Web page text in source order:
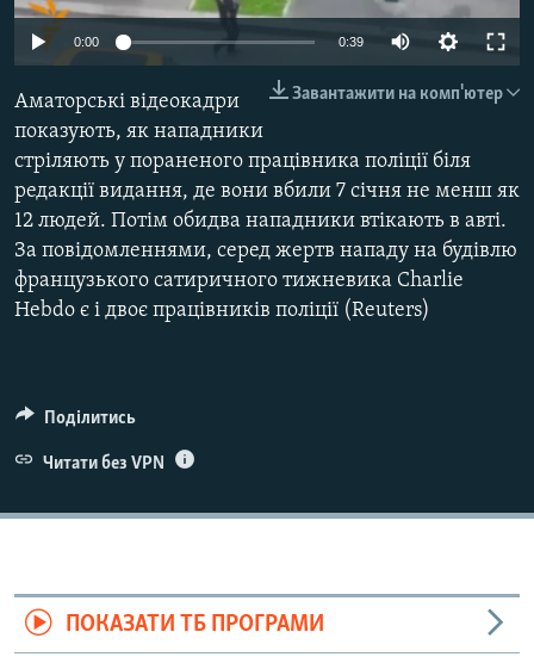
ВІДЕОУРОКИ «ELIFBE»
СВІДЧЕННЯ ОКУПАЦІЇ
УКРАЇНСЬКА ПРОБЛЕМА КРИМУ
ІНФОГРАФІКА
Русский
ДОЛУЧАЙСЯ!
Усі сайти RFE/RL
0:00 0:39
Завантажити на комп'ютер
Аматорські відеокадри
показують, як нападники
стріляють у пораненого працівника поліції біля
редакції видання, де вони вбили 7 січня не менш як
12 людей. Потім обидва нападники втікають в авті.
За повідомленнями, серед жертв нападу на будівлю
французького сатиричного тижневика Charlie
Hebdo є і двоє працівників поліції (Reuters)
Поділитись
Читати без VPN
ПОКАЗАТИ ТБ ПРОГРАМИ